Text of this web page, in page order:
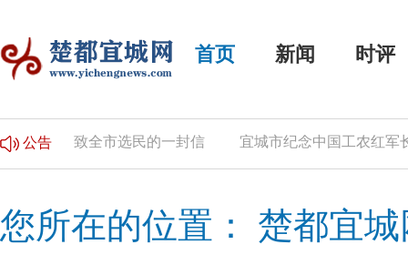
首页 新闻 时评
公告致全市选民的一封信 宜城市纪念中国工农红军长
您所在的位置： 楚都宜城